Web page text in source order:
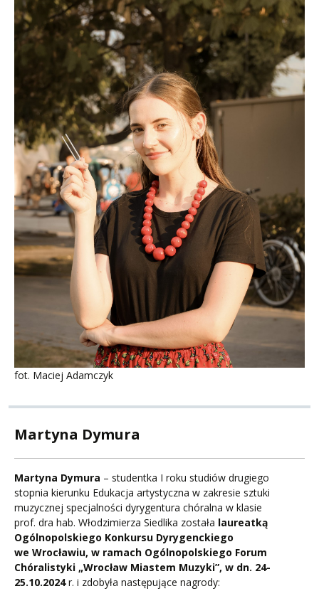
fot. Maciej Adamczyk
Martyna Dymura
Martyna Dymura – studentka I roku studiów drugiego
stopnia kierunku Edukacja artystyczna w zakresie sztuki
muzycznej specjalności dyrygentura chóralna w klasie
prof. dra hab. Włodzimierza Siedlika została laureatką
Ogólnopolskiego Konkursu Dyrygenckiego
we Wrocławiu, w ramach Ogólnopolskiego Forum
Chóralistyki „Wrocław Miastem Muzyki”, w dn. 24-
25.10.2024r. i zdobyła następujące nagrody: